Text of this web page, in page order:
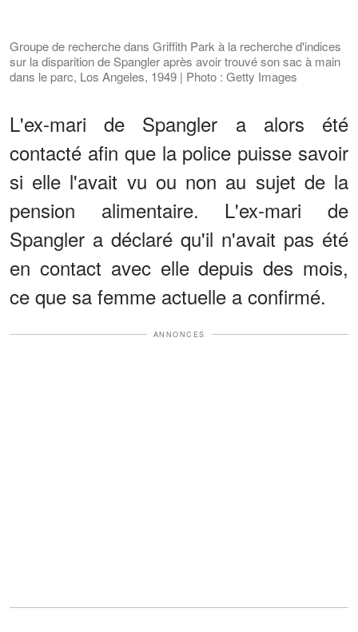
Groupe de recherche dans Griffith Park à la recherche d'indices
sur la disparition de Spangler après avoir trouvé son sac à main
dans le parc, Los Angeles, 1949 | Photo : Getty Images
L'ex-mari de Spangler a alors été
contacté afin que la police puisse savoir
si elle l'avait vu ou non au sujet de la
pension alimentaire. L'ex-mari de
Spangler a déclaré qu'il n'avait pas été
en contact avec elle depuis des mois,
ce que sa femme actuelle a confirmé.
ANNONCES